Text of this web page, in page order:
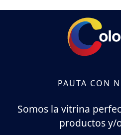
PAUTA CON
Somos la vitrina
productos y/